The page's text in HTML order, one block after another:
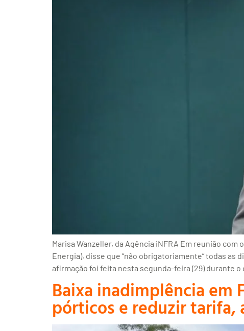
Marisa Wanzeller, da Agência iNFRA Em reunião
Energia), disse que “não obrigatoriamente” todas
afirmação foi feita nesta segunda-feira (29) durante o
Baixa inadimplência em
pórticos e reduzir tarifa,